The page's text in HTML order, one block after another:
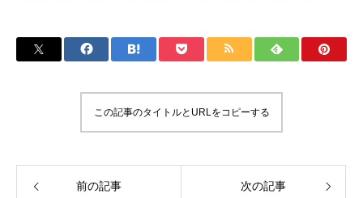
この記事のタイトルとURLをコピーする
前の記事 次の記事